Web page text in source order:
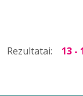
Rezultatai: 13 -